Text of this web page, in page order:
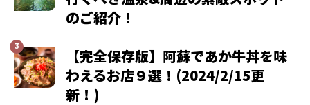
のご紹介！
【完全保存版】阿蘇であか牛丼を味
わえるお店９選！(2024/2/15更
新！)